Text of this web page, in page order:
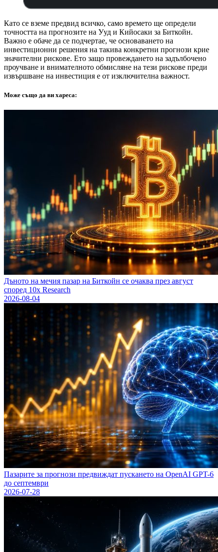
Като се вземе предвид всичко, само времето ще определи
точността на прогнозите на Ууд и Кийосаки за Биткойн.
Важно е обаче да се подчертае, че основаването на
инвестиционни решения на такива конкретни прогнози крие
значителни рискове. Ето защо провеждането на задълбочено
проучване и внимателното обмисляне на тези рискове преди
извършване на инвестиция е от изключителна важност.
Може също да ви хареса:
Дъното на мечия пазар на Биткойн се очаква през август
според 10x Research
2026-08-04
Пазарите за прогнози предвиждат пускането на OpenAI GPT-6
до септември
2026-07-28